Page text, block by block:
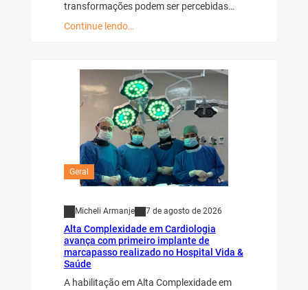
transformações podem ser percebidas…
Continue lendo…
Geral
Micheli Armanje 7 de agosto de 2026
Alta Complexidade em Cardiologia
avança com primeiro implante de
marcapasso realizado no Hospital Vida &
Saúde
A habilitação em Alta Complexidade em